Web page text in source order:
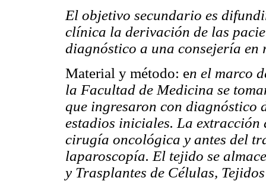
El objetivo secundario es
clínica la derivación de las
diagnóstico a una consejería en
Material y método: en el marco
la Facultad de Medicina se
que ingresaron con diagnóstico
estadios iniciales. La
cirugía oncológica y antes del
laparoscopía. El tejido se
y Trasplantes de Células,